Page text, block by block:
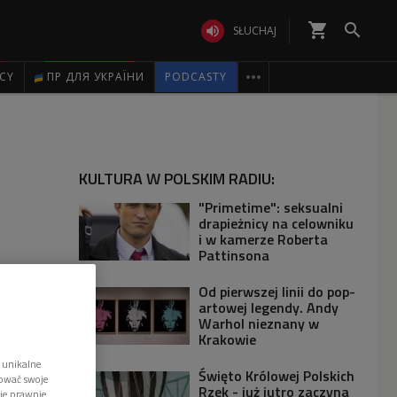
 SŁUCHAJ shopping_cart 
ПР ДЛЯ УКРАЇНИ PODCASTY 
KULTURA W POLSKIM RADIU:
"Primetime": seksualni
drapieżnicy na celowniku
i w kamerze Roberta
Pattinsona
Od pierwszej linii do pop-
artowej legendy. Andy
Warhol nieznany w
Krakowie
Święto Królowej Polskich
Rzek - już jutro zaczyna
swoje
prawnie